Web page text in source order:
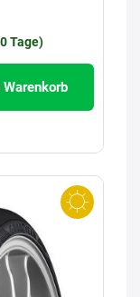
Tage)
Warenkorb